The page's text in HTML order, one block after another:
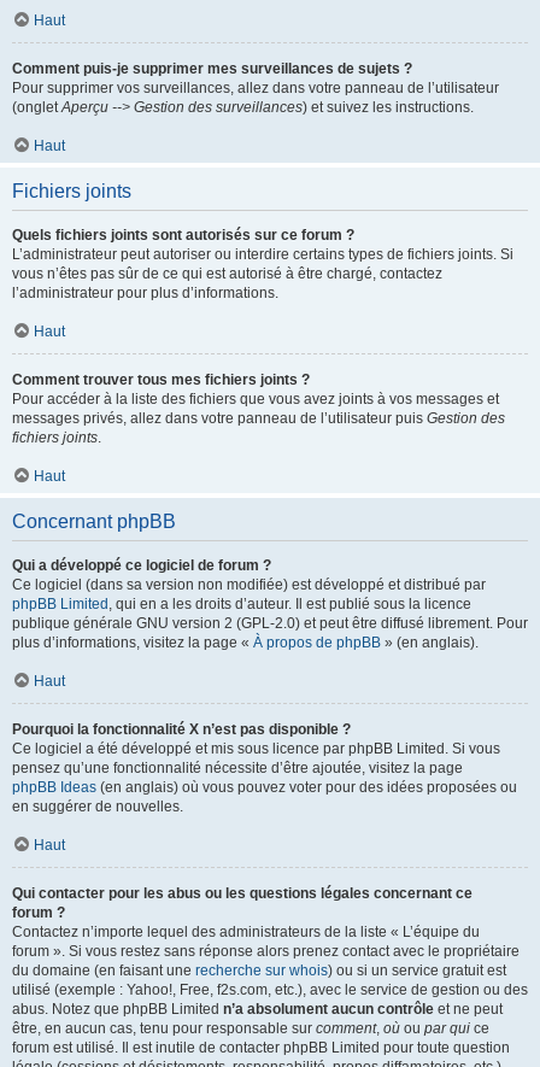
Haut
Comment puis-je supprimer mes surveillances de sujets ?
Pour supprimer vos surveillances, allez dans votre panneau de l’utilisateur
(ongletAperçu --> Gestion des surveillances) et suivez les instructions.
Haut
Fichiers joints
Quels fichiers joints sont autorisés sur ce forum ?
L’administrateur peut autoriser ou interdire certains types de fichiers joints. Si
vous n’êtes pas sûr de ce qui est autorisé à être chargé, contactez
l’administrateur pour plus d’informations.
Haut
Comment trouver tous mes fichiers joints ?
Pour accéder à la liste des fichiers que vous avez joints à vos messages et
messages privés, allez dans votre panneau de l’utilisateur puis Gestion des
fichiers joints.
Haut
Concernant phpBB
Qui a développé ce logiciel de forum ?
Ce logiciel (dans sa version non modifiée) est développé et distribué par
phpBB Limited , qui en a les droits d’auteur. Il est publié sous la licence
publique générale GNU version 2 (GPL-2.0) et peut être diffusé librement. Pour
plus d’informations, visitez la page « À propos de phpBB » (en anglais).
Haut
Pourquoi la fonctionnalité X n’est pas disponible ?
Ce logiciel a été développé et mis sous licence par phpBB Limited. Si vous
pensez qu’une fonctionnalité nécessite d’être ajoutée, visitez la page
phpBB Ideas (en anglais) où vous pouvez voter pour des idées proposées ou
en suggérer de nouvelles.
Haut
Qui contacter pour les abus ou les questions légales concernant ce
forum ?
Contactez n’importe lequel des administrateurs de la liste « L’équipe du
forum ». Si vous restez sans réponse alors prenez contact avec le propriétaire
du domaine (en faisant une recherche sur whois) ou si un service gratuit est
utilisé (exemple : Yahoo!, Free, f2s.com, etc.), avec le service de gestion ou des
abus. Notez que phpBB Limited n’a absolument aucun contrôle et ne peut
être, en aucun cas, tenu pour responsable sur comment, où ou par qui ce
forum est utilisé. Il est inutile de contacter phpBB Limited pour toute question